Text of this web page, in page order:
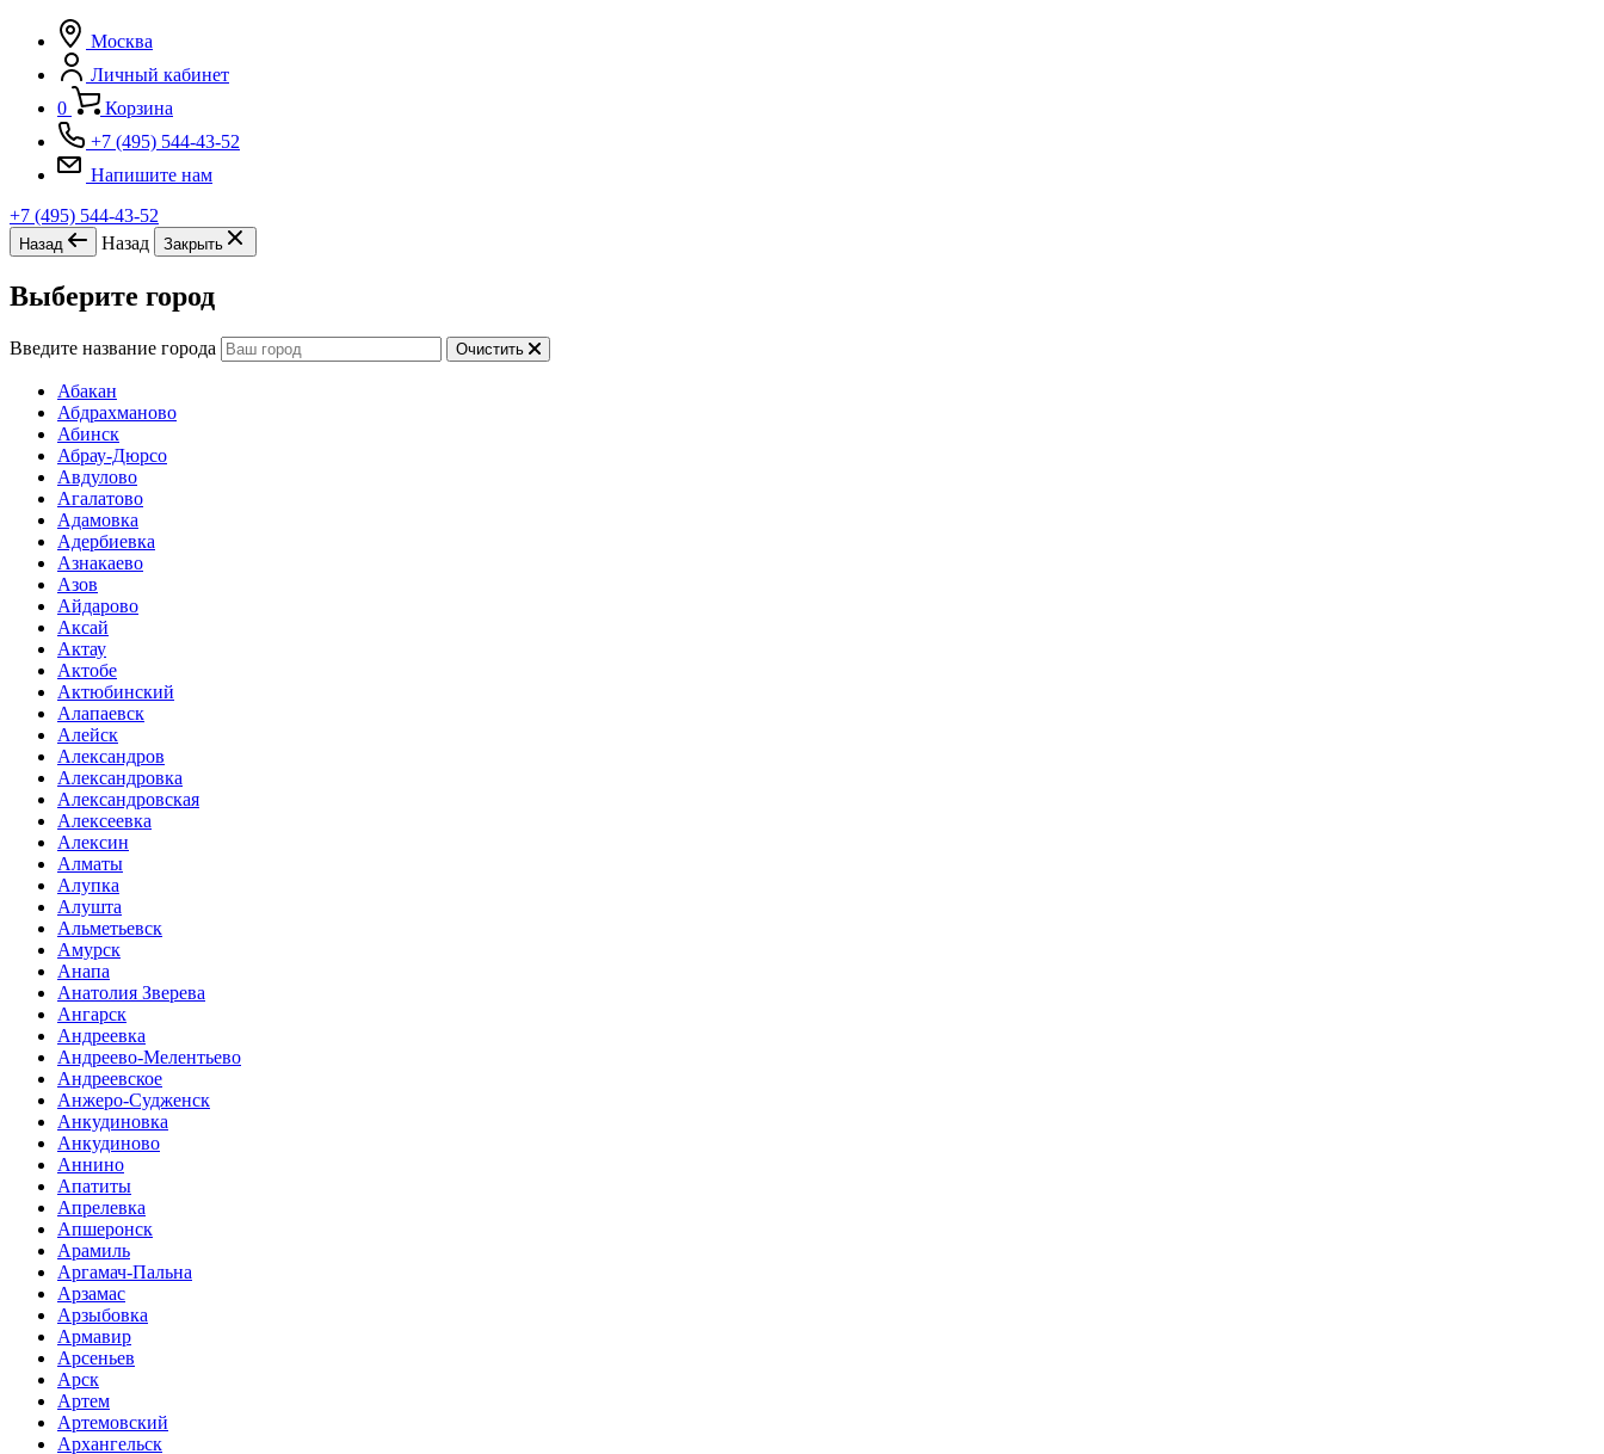
Москва
Личный кабинет
0
Корзина
+7 (495) 544-43-52
Напишите нам
+7 (495) 544-43-52
Назад Назад Закрыть
Выберите город
Введите название города Очистить
Абакан
Абдрахманово
Абинск
Абрау-Дюрсо
Авдулово
Агалатово
Адамовка
Адербиевка
Азнакаево
Азов
Айдарово
Аксай
Актау
Актобе
Актюбинский
Алапаевск
Алейск
Александров
Александровка
Александровская
Алексеевка
Алексин
Алматы
Алупка
Алушта
Альметьевск
Амурск
Анапа
Анатолия Зверева
Ангарск
Андреевка
Андреево-Мелентьево
Андреевское
Анжеро-Судженск
Анкудиновка
Анкудиново
Аннино
Апатиты
Апрелевка
Апшеронск
Арамиль
Аргамач-Пальна
Арзамас
Арзыбовка
Армавир
Арсеньев
Арск
Артем
Артемовский
Архангельск